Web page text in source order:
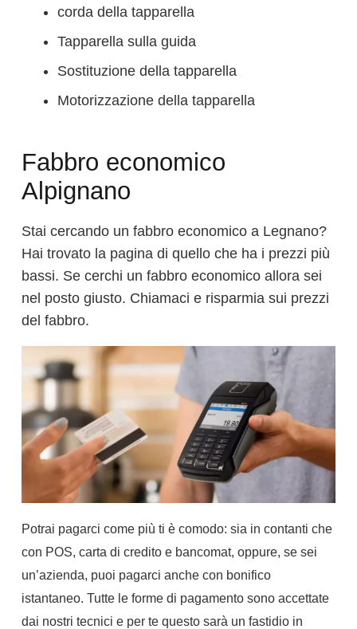
corda della tapparella
Tapparella sulla guida
Sostituzione della tapparella
Motorizzazione della tapparella
Fabbro economico
Alpignano
Stai cercando un fabbro economico a Legnano?
Hai trovato la pagina di quello che ha i prezzi più
bassi. Se cerchi un fabbro economico allora sei
nel posto giusto. Chiamaci e risparmia sui prezzi
del fabbro.
Potrai pagarci come più ti è comodo: sia in contanti che
con POS, carta di credito e bancomat, oppure, se sei
un’azienda, puoi pagarci anche con bonifico
istantaneo. Tutte le forme di pagamento sono accettate
dai nostri tecnici e per te questo sarà un fastidio in